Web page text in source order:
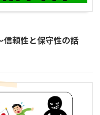
頼性と保守性の話